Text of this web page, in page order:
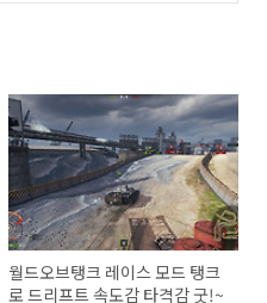
월드오브탱크 레이스 모드 탱크
로 드리프트 속도감 타격감 굿!~